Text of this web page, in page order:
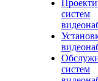
систем
систем